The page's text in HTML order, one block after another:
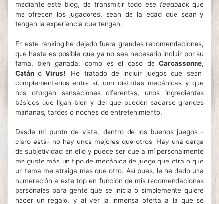
mediante este blog, de transmitir todo ese feedbackque
me ofrecen los jugadores, sean de la edad que sean y
tengan la experiencia que tengan.
En este ranking he dejado fuera grandes recomendaciones,
que hasta es posible que ya no sea necesario incluir por su
fama, bien ganada, como es el caso deCarcassonne,
Catáno Virus!. He tratado de incluir juegos que sean
complementarios entre sí, con distintas mecánicas y que
nos otorgan sensaciones diferentes, unos ingredientes
básicos que ligan bien y del que pueden sacarse grandes
mañanas, tardes o noches de entretenimiento.
Desde mi punto de vista, dentro de los buenos juegos -
claro está- no hay unos mejores que otros. Hay una carga
de subjetividad en ello y puede ser que a mí personalmente
me guste más un tipo de mecánica de juego que otra o que
un tema me atraiga más que otro. Así pues, le he dado una
numeración a este top en función de mis recomendaciones
personales para gente que se inicia o simplemente quiere
hacer un regalo, y al ver la inmensa oferta a la que se